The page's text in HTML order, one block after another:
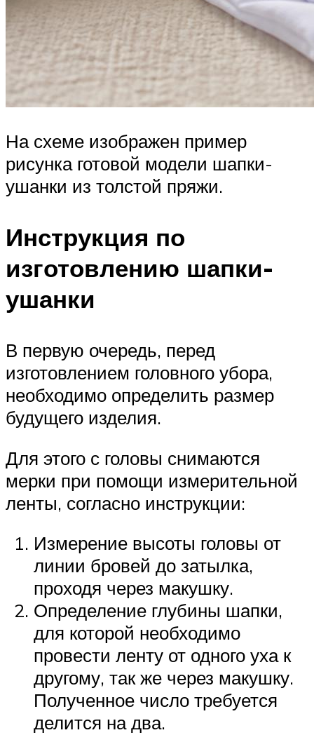
На схеме изображен пример
рисунка готовой модели шапки-
ушанки из толстой пряжи.
Инструкция по
изготовлению шапки-
ушанки
В первую очередь, перед
изготовлением головного убора,
необходимо определить размер
будущего изделия.
Для этого с головы снимаются
мерки при помощи измерительной
ленты, согласно инструкции:
Измерение высоты головы от
линии бровей до затылка,
проходя через макушку.
Определение глубины шапки,
для которой необходимо
провести ленту от одного уха к
другому, так же через макушку.
Полученное число требуется
делится на два.